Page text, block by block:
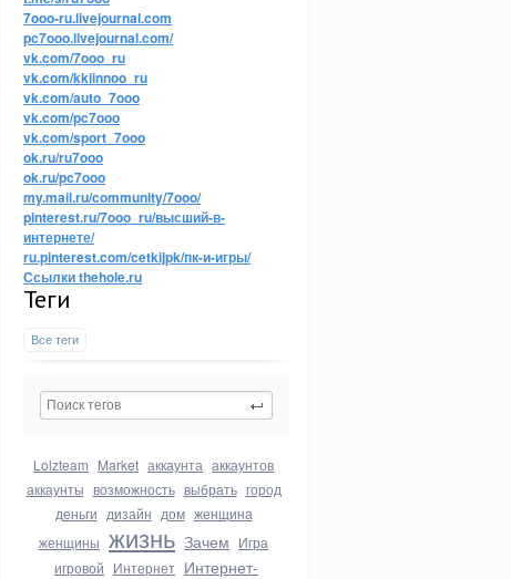
7ooo-ru.livejournal.com
pc7ooo.livejournal.com/
vk.com/7ooo_ru
vk.com/kkiinnoo_ru
vk.com/auto_7ooo
vk.com/pc7ooo
vk.com/sport_7ooo
ok.ru/ru7ooo
ok.ru/pc7ooo
my.mail.ru/community/7ooo/
pinterest.ru/7ooo_ru/высший-в-
интернете/
ru.pinterest.com/cetkijpk/пк-и-игры/
Ссылки thehole.ru
Теги
Все теги
Lolzteam Market аккаунта аккаунтов
аккаунты возможность выбрать город
деньги дизайн дом женщина
женщины жизнь Зачем Игра
игровой Интернет Интернет-